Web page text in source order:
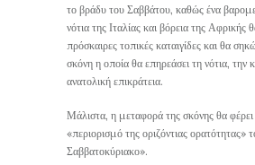
το βράδυ του Σαββάτου, καθώς ένα
νότια της Ιταλίας και βόρεια της Αφρικής
πρόσκαιρες τοπικές καταιγίδες και θα
σκόνη η οποία θα επηρεάσει τη νότια, την
ανατολική επικράτεια.
Μάλιστα, η μεταφορά της σκόνης θα φέρει
«περιορισμό της οριζόντιας ορατότητας»
Σαββατοκύριακο».